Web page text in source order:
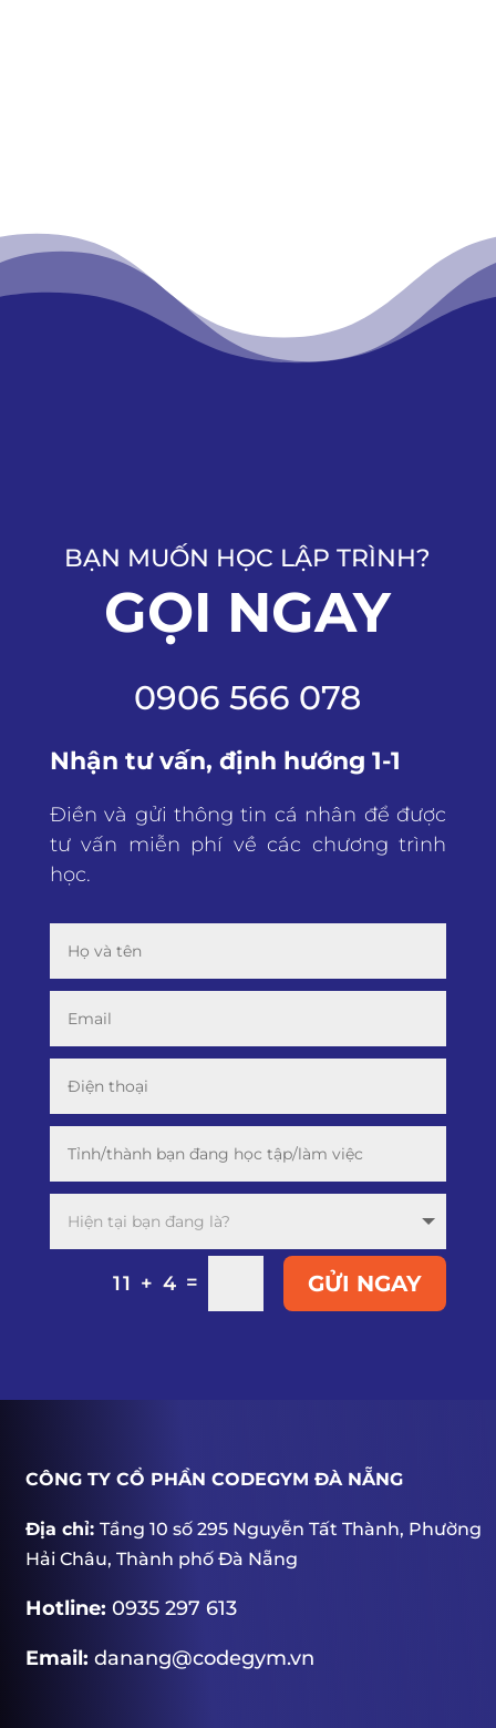
BẠN MUỐN HỌC LẬP TRÌNH?
GỌI NGAY
0906 566 078
Nhận tư vấn, định hướng 1-1
Điền và gửi thông tin cá nhân để được
tư vấn miễn phí về các chương trình
học.
11 + 4 = GỬI NGAY
CÔNG TY CỔ PHẦN CODEGYM ĐÀ NẴNG
Địa chỉ: Tầng 10 số 295 Nguyễn Tất Thành, Phường
Hải Châu, Thành phố Đà Nẵng
Hotline: 0935 297 613
Email: danang@codegym.vn